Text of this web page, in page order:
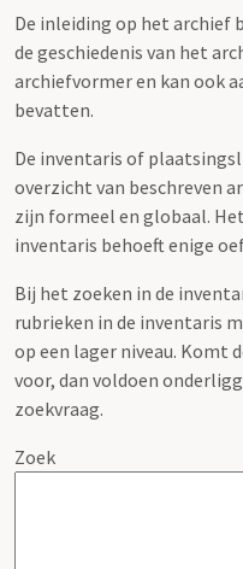
De inleiding op het
de geschiedenis van het
archiefvormer en kan ook
bevatten.
De inventaris of
overzicht van beschreven
zijn formeel en globaal.
inventaris behoeft enige
Bij het zoeken in de
rubrieken in de inventaris
op een lager niveau. Komt
voor, dan voldoen
zoekvraag.
Zoek